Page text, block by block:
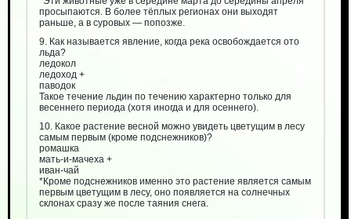
просыпаются. В более тёплых регионах они выходят
раньше, а в суровых — попозже.
9. Как называется явление, когда река освобождается ото
льда?
ледокол
ледоход +
паводок
Такое течение льдин по течению характерно только для
весеннего периода (хотя иногда и для осеннего).
10. Какое растение весной можно увидеть цветущим в лесу
самым первым (кроме подснежников)?
ромашка
мать-и-мачеха +
иван-чай
*Кроме подснежников именно это растение является самым
первым цветущим в лесу, оно появляется на солнечных
склонах сразу же после таяния снега.